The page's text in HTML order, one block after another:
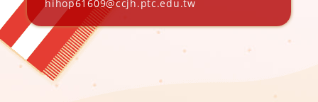
hihop61609@ccjh.ptc.edu.tw